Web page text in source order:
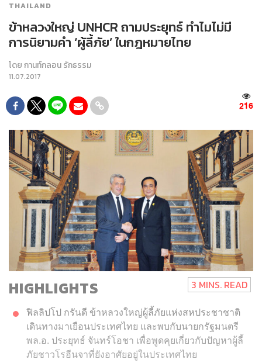
THAILAND
ข้าหลวงใหญ่ UNHCR ถามประยุทธ์ ทำไมไม่มี
การนิยามคำ ‘ผู้ลี้ภัย’ ในกฎหมายไทย
โดยกานท์กลอน รักธรรม
11.07.2017
216
HIGHLIGHTS 3 MINS. READ
ฟิลลิปโป กรันดี ข้าหลวงใหญ่ผู้ลี้ภัยแห่งสหประชาชาติ
เดินทางมาเยือนประเทศไทย และพบกับนายกรัฐมนตรี
พล.อ. ประยุทธ์ จันทร์โอชา เพื่อพูดคุยเกี่ยวกับปัญหาผู้ลี้
ภัยชาวโรฮีนจาที่ยังอาศัยอยู่ในประเทศไทย